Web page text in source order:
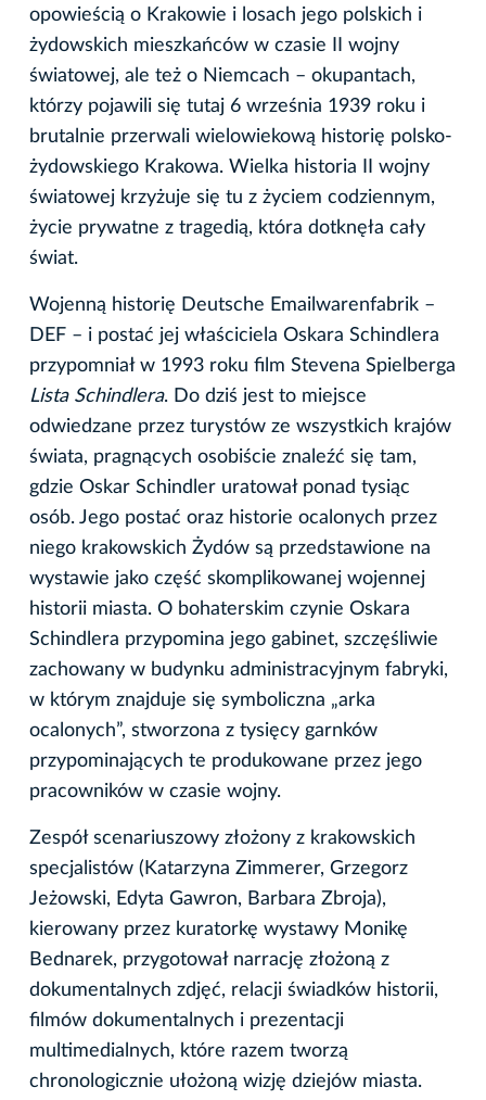
opowieścią o Krakowie i losach jego polskich i
żydowskich mieszkańców w czasie II wojny
światowej, ale też o Niemcach – okupantach,
którzy pojawili się tutaj 6 września 1939 roku i
brutalnie przerwali wielowiekową historię polsko-
żydowskiego Krakowa. Wielka historia II wojny
światowej krzyżuje się tu z życiem codziennym,
życie prywatne z tragedią, która dotknęła cały
świat.
Wojenną historię Deutsche Emailwarenfabrik –
DEF – i postać jej właściciela Oskara Schindlera
przypomniał w 1993 roku film Stevena Spielberga
Lista Schindlera. Do dziś jest to miejsce
odwiedzane przez turystów ze wszystkich krajów
świata, pragnących osobiście znaleźć się tam,
gdzie Oskar Schindler uratował ponad tysiąc
osób. Jego postać oraz historie ocalonych przez
niego krakowskich Żydów są przedstawione na
wystawie jako część skomplikowanej wojennej
historii miasta. O bohaterskim czynie Oskara
Schindlera przypomina jego gabinet, szczęśliwie
zachowany w budynku administracyjnym fabryki,
w którym znajduje się symboliczna „arka
ocalonych”, stworzona z tysięcy garnków
przypominających te produkowane przez jego
pracowników w czasie wojny.
Zespół scenariuszowy złożony z krakowskich
specjalistów (Katarzyna Zimmerer, Grzegorz
Jeżowski, Edyta Gawron, Barbara Zbroja),
kierowany przez kuratorkę wystawy Monikę
Bednarek, przygotował narrację złożoną z
dokumentalnych zdjęć, relacji świadków historii,
filmów dokumentalnych i prezentacji
multimedialnych, które razem tworzą
chronologicznie ułożoną wizję dziejów miasta.